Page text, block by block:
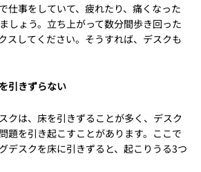
仕事をしていて、疲れたり、痛くなった
しょう。立ち上がって数分間歩き回った
スしてください。そうすれば、デスクも
引きずらない
クは、床を引きずることが多く、デスク
題を引き起こすことがあります。ここで
デスクを床に引きずると、起こりうる3つ